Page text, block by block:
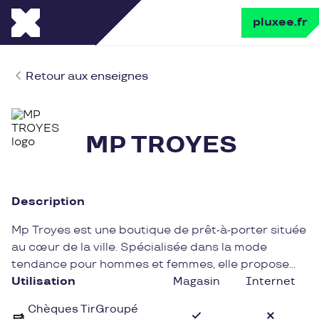
pluxee.fr
Retour aux enseignes
MP TROYES
Description
Mp Troyes est une boutique de prêt-à-porter située
au cœur de la ville. Spécialisée dans la mode
tendance pour hommes et femmes, elle propose
une sélection de vêtements et d'accessoires à la
Utilisation Magasin Internet
Chèques TirGroupé